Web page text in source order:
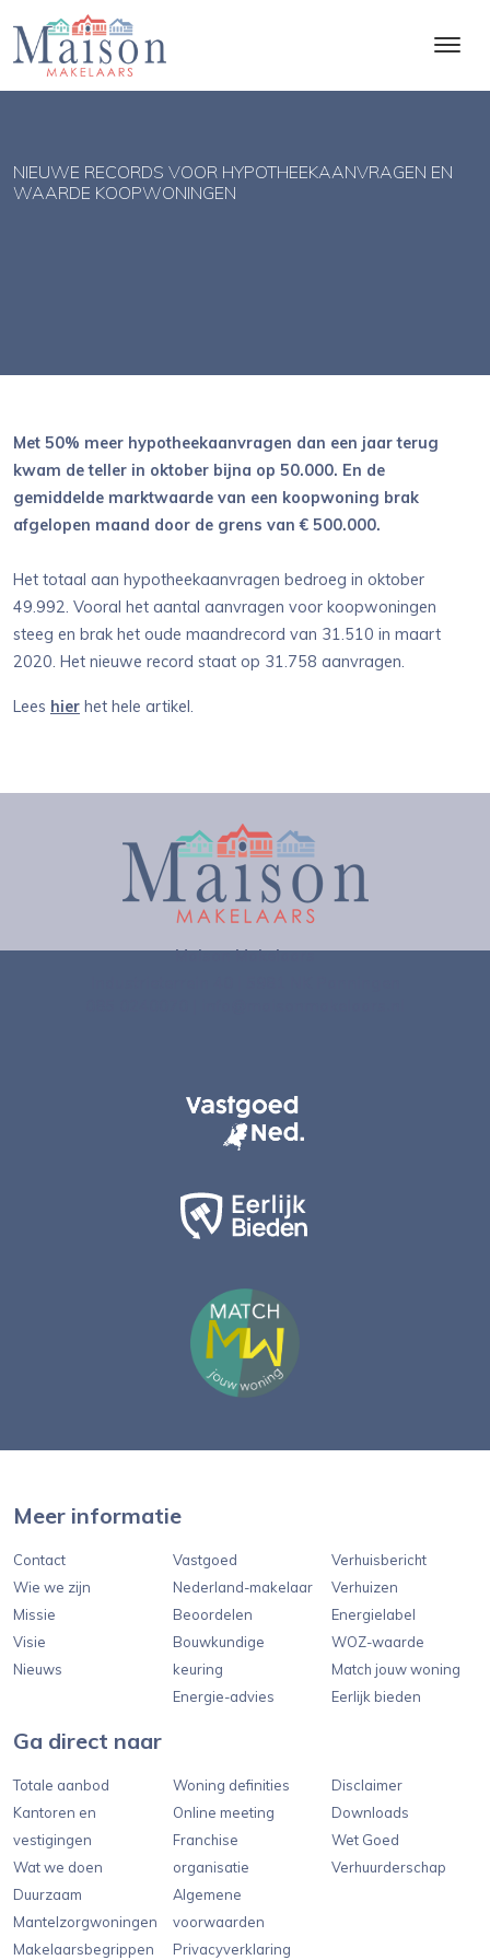
NIEUWE RECORDS VOOR HYPOTHEEKAANVRAGEN EN
WAARDE KOOPWONINGEN
Met 50% meer hypotheekaanvragen dan een jaar terug
kwam de teller in oktober bijna op 50.000. En de
gemiddelde marktwaarde van een koopwoning brak
afgelopen maand door de grens van € 500.000.
Het totaal aan hypotheekaanvragen bedroeg in oktober
49.992. Vooral het aantal aanvragen voor koopwoningen
steeg en brak het oude maandrecord van 31.510 in maart
2020. Het nieuwe record staat op 31.758 aanvragen.
Lees hier het hele artikel.
Maison Makelaars
Meer informatie
Contact
Wie we zijn
Missie
Visie
Nieuws
Vastgoed
Nederland-makelaar
Beoordelen
Bouwkundige
keuring
Energie-advies
Verhuisbericht
Verhuizen
Energielabel
WOZ-waarde
Match jouw woning
Eerlijk bieden
Ga direct naar
Totale aanbod
Kantoren en
vestigingen
Wat we doen
Duurzaam
Mantelzorgwoningen
Makelaarsbegrippen
Woning definities
Online meeting
Franchise
organisatie
Algemene
voorwaarden
Privacyverklaring
Disclaimer
Downloads
Wet Goed
Verhuurderschap